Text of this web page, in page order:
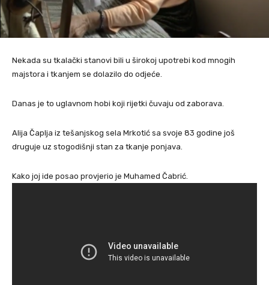
Nekada su tkalački stanovi bili u širokoj upotrebi kod mnogih
majstora i tkanjem se dolazilo do odjeće.
Danas je to uglavnom hobi koji rijetki čuvaju od zaborava.
Alija Čaplja iz tešanjskog sela Mrkotić sa svoje 83 godine još
druguje uz stogodišnji stan za tkanje ponjava.
Kako joj ide posao provjerio je Muhamed Čabrić.